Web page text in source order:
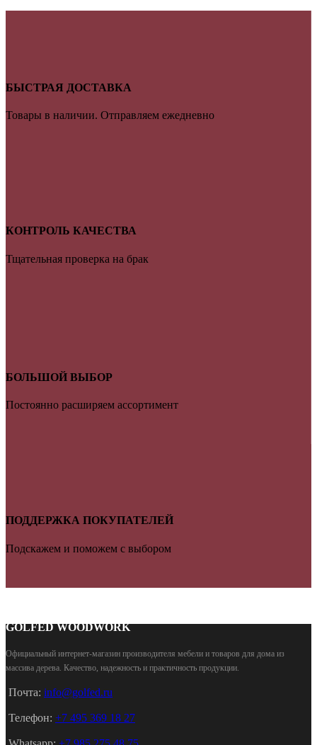
БЫСТРАЯ ДОСТАВКА
Товары в наличии. Отправляем ежедневно
КОНТРОЛЬ КАЧЕСТВА
Тщательная проверка на брак
БОЛЬШОЙ ВЫБОР
Постоянно расширяем ассортимент
ПОДДЕРЖКА ПОКУПАТЕЛЕЙ
Подскажем и поможем с выбором
GOLFED WOODWORK
Официальный интернет-магазин производителя мебели и товаров для дома из
массива дерева. Качество, надежность и практичность продукции.
Почта: info@golfed.ru
Телефон: +7 495 369 18 27